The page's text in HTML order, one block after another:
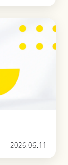
2026.06.11